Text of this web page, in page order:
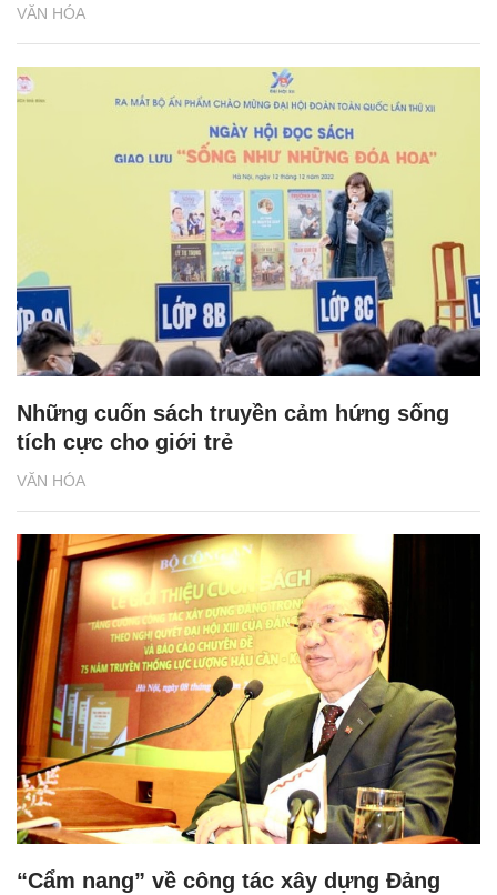
VĂN HÓA
VĂN HÓA
Những cuốn sách truyền cảm hứng sống
tích cực cho giới trẻ
“Cẩm nang” về công tác xây dựng Đảng